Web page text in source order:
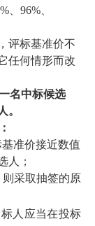
、96%、
评标基准价不
任何情形而改
名中标候选
。
准价接近数值
人；
采取抽签的原
人应当在投标